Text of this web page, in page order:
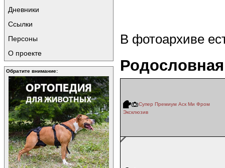
Дневники
Ссылки
Персоны
О проекте
Обратите внимание:
В фотоархиве
Родословная
Супер Премиум Аск Ми Фром
Эксклюзив